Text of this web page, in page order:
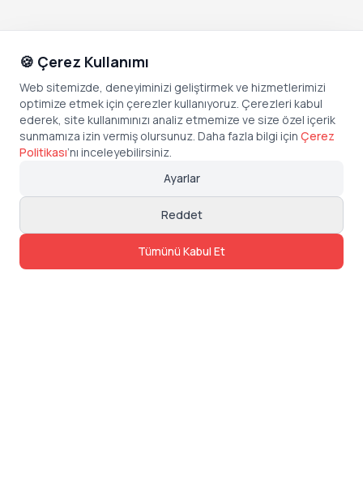
🍪 Çerez Kullanımı
Web sitemizde, deneyiminizi geliştirmek ve hizmetlerimizi
optimize etmek için çerezler kullanıyoruz. Çerezleri kabul
ederek, site kullanımınızı analiz etmemize ve size özel içerik
sunmamıza izin vermiş olursunuz. Daha fazla bilgi için Çerez
Politikası’nı inceleyebilirsiniz.
Ayarlar
Reddet
Tümünü Kabul Et